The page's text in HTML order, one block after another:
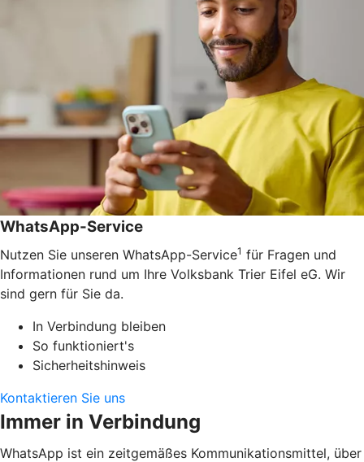
WhatsApp-Service
Nutzen Sie unseren WhatsApp-Service1 für Fragen und
Informationen rund um Ihre Volksbank Trier Eifel eG. Wir
sind gern für Sie da.
In Verbindung bleiben
So funktioniert's
Sicherheitshinweis
Kontaktieren Sie uns
Immer in Verbindung
WhatsApp ist ein zeitgemäßes Kommunikationsmittel, über